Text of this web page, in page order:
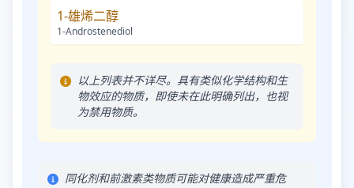
1-雄烯二醇
1-Androstenediol
以上列表并不详尽。具有类似化学结构和生
物效应的物质，即使未在此明确列出，也视
为禁用物质。
同化剂和前激素类物质可能对健康造成严重危